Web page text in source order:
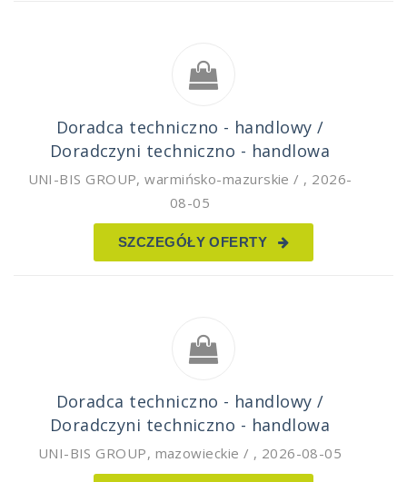
Doradca techniczno - handlowy /
Doradczyni techniczno - handlowa
UNI-BIS GROUP,warmińsko-mazurskie / , 2026-
08-05
SZCZEGÓŁY OFERTY
Doradca techniczno - handlowy /
Doradczyni techniczno - handlowa
UNI-BIS GROUP, mazowieckie / , 2026-08-05